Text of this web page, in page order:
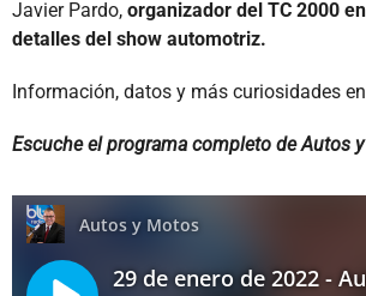
Javier Pardo, organizador del TC 2000
detalles del show automotriz.
Información, datos y más curiosidades
Escuche el programa completo de Autos